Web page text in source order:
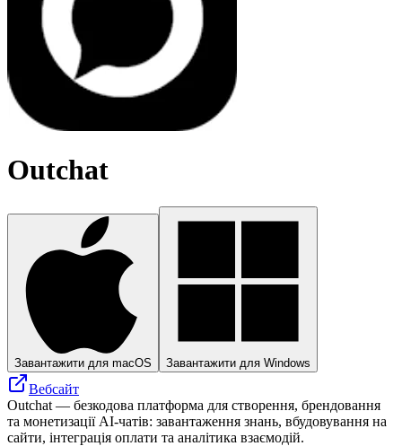
Outchat
Завантажити для macOS Завантажити для Windows
Вебсайт
Outchat — безкодова платформа для створення, брендовання
та монетизації AI-чатів: завантаження знань, вбудовування на
сайти, інтеграція оплати та аналітика взаємодій.